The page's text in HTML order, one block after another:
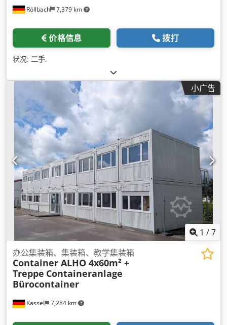
Röllbach 7,379 km
价格信息 拨打
状况: 二手,
小广告
1 /7
Kassel 7,284 km
办公集装箱、集装箱、教学集装箱
Container ALHO 4x60m² +
Treppe Containeranlage
Bürocontainer